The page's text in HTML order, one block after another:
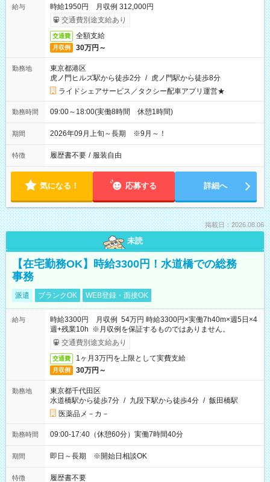
給与
時給1950円 月収例 312,000円
交通費別途支給あり
交通費 全額支給
月収例 30万円～
勤務地
東京都港区
虎ノ門ヒルズ駅から徒歩2分 / 虎ノ門駅から徒歩8分
ライドシェアサービス／タクシー配車アプリ運営★
勤務時間 09:00～18:00(実働8時間 休憩1時間)
期間 2026年09月上旬～長期 ※9月～！
特徴 履歴書不要 / 服装自由
気になる！ 応募する 詳細へ
掲載日：2026.08.06
未読
【在宅勤務OK】時給3300円！水道橋での総務
事務
派遣 ブランクOK WEB登録・面接OK
給与
時給3300円 月収例 54万円 時給3300円×実働7h40m×週5日×4
週+残業10h ※月収例を保証するものではありません。
交通費別途支給あり
交通費 1ヶ月3万円を上限として実費支給
月収例 30万円～
勤務地
東京都千代田区
水道橋駅から徒歩7分 / 九段下駅から徒歩4分 / 飯田橋駅
医薬品メ－カ－
勤務時間 09:00-17:40（休憩60分）実働7時間40分
期間 即日～長期 ※開始日相談OK
特徴 履歴書不要